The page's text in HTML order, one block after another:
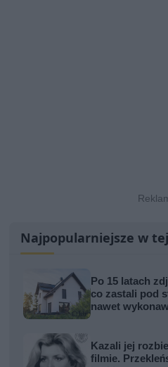
Najpopularniejsze w
Po 15 latach
co zastali pod
nawet
Kazali jej
filmie.